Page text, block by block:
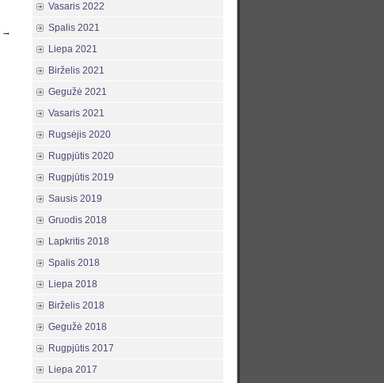
→
Vasaris 2022
Spalis 2021
Liepa 2021
Birželis 2021
Gegužė 2021
Vasaris 2021
Rugsėjis 2020
Rugpjūtis 2020
Rugpjūtis 2019
Sausis 2019
Gruodis 2018
Lapkritis 2018
Spalis 2018
Liepa 2018
Birželis 2018
Gegužė 2018
Rugpjūtis 2017
Liepa 2017